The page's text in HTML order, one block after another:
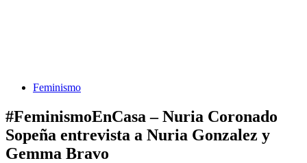
Feminismo
#FeminismoEnCasa – Nuria Coronado
Sopeña entrevista a Nuria Gonzalez y
Gemma Bravo